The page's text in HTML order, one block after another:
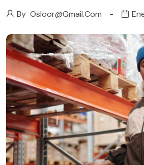
By Osloor@gmail.com